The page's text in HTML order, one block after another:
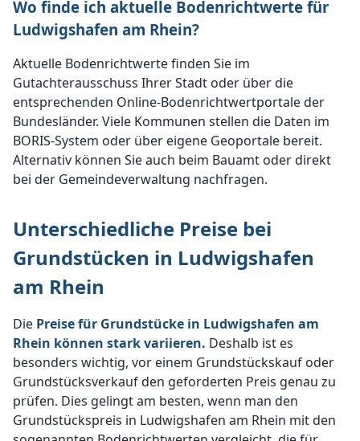
Wo finde ich aktuelle Bodenrichtwerte für
Ludwigshafen am Rhein?
Aktuelle Bodenrichtwerte finden Sie im
Gutachterausschuss Ihrer Stadt oder über die
entsprechenden Online-Bodenrichtwertportale der
Bundesländer. Viele Kommunen stellen die Daten im
BORIS-System oder über eigene Geoportale bereit.
Alternativ können Sie auch beim Bauamt oder direkt
bei der Gemeindeverwaltung nachfragen.
Unterschiedliche Preise bei
Grundstücken in Ludwigshafen
am Rhein
Die Preise für Grundstücke in Ludwigshafen am
Rhein können stark variieren. Deshalb ist es
besonders wichtig, vor einem Grundstückskauf oder
Grundstücksverkauf den geforderten Preis genau zu
prüfen. Dies gelingt am besten, wenn man den
Grundstückspreis in Ludwigshafen am Rhein mit den